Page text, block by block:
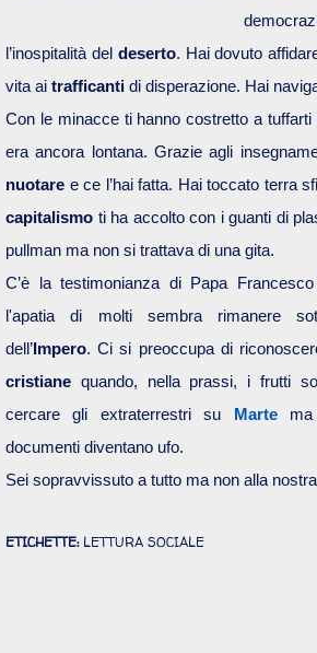
l’inospitalità del deserto. Hai dovuto
vita ai trafficanti di disperazione. Hai
Con le minacce ti hanno costretto a
era ancora lontana. Grazie agli
nuotare e ce l’hai fatta. Hai toccato terra
capitalismo ti ha accolto con i guanti di
pullman ma non si trattava di una gita.
C’è la testimonianza di Papa
l'apatia di molti sembra rimanere
dell’ Impero. Ci si preoccupa di
cristiane quando, nella prassi, i frutti
cercare gli extraterrestri su
Martema
documenti diventano ufo.
Sei sopravvissuto a tutto ma non alla nostra
ETICHETTE: LETTURA SOCIALE